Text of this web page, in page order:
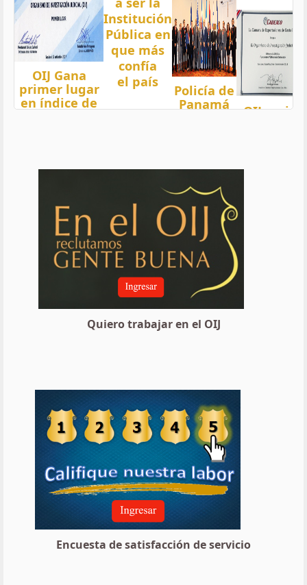
OIJ Gana
primer lugar
en índice de
Institución
Pública en
que más
confía
el país
Policía de
Panamá
OIJ mejor
Quiero trabajar en el OIJ
Encuesta de satisfacción de servicio